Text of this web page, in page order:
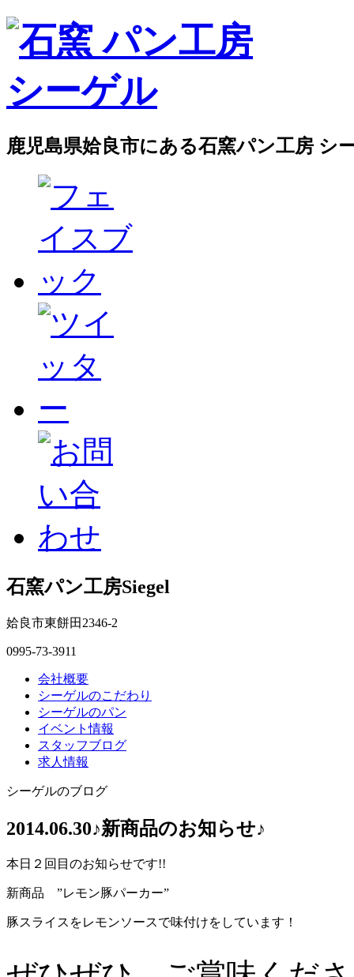
鹿児島県姶良市にある石窯パン工房 シ
石窯パン工房Siegel
姶良市東餅田2346-2
0995-73-3911
会社概要
シーゲルのこだわり
シーゲルのパン
イベント情報
スタッフブログ
求人情報
シーゲルのブログ
2014.06.30♪新商品のお知らせ♪
本日２回目のお知らせです!!
新商品 ”レモン豚パーカー”
豚スライスをレモンソースで味付けをしています！